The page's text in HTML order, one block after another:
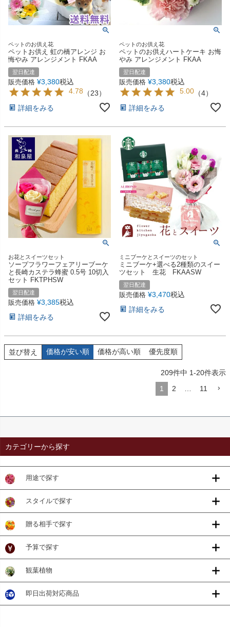
ペットのお供え花
ペットお供え 虹の橋アレンジ お
悔やみ アレンジメント FKAA
翌日配達
販売価格 ¥3,380税込
4.78 （23）
詳細をみる
ペットのお供え花
ペットのお供えハートケーキ お悔
やみ アレンジメント FKAA
翌日配達
販売価格 ¥3,380税込
5.00 （4）
詳細をみる
お花とスイーツセット
ソープフラワーフェアリーブーケ
と長崎カステラ蜂蜜 0.5号 10切入
セット FKTPHSW
翌日配達
販売価格 ¥3,385税込
詳細をみる
ミニブーケとスイーツのセット
ミニブーケ+選べる2種類のスイー
ツセット 生花 FKAASW
翌日配達
販売価格 ¥3,470税込
詳細をみる
並び替え 価格が安い順 価格が高い順 優先度順
209件中 1-20件表示
1
2 11
カテゴリーから探す
用途で探す
スタイルで探す
贈る相手で探す
予算で探す
観葉植物
即日出荷対応商品